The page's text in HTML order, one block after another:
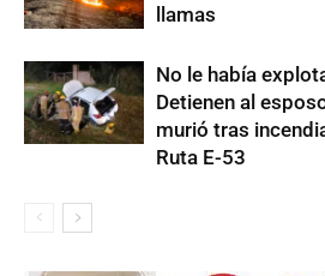
llamas
No le había
Detienen al
murió tras
Ruta E-53